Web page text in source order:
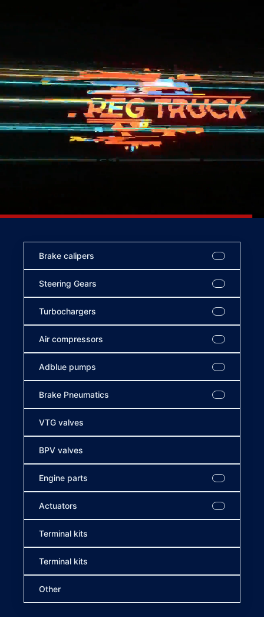
Brake calipers
Steering Gears
Turbochargers
Air compressors
Adblue pumps
Brake Pneumatics
VTG valves
BPV valves
Engine parts
Actuators
Terminal kits
Terminal kits
Other